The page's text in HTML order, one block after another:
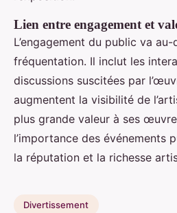
Lien entre engagement et
L’engagement du public va
fréquentation. Il inclut les
discussions suscitées par
augmentent la visibilité de
plus grande valeur à ses
l’importance des événements
la réputation et la richesse
Divertissement